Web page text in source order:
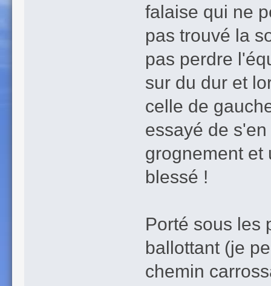
falaise qui ne
pas trouvé la
pas perdre
sur du dur et
celle de
essayé de
grognement et
blessé !
Porté sous les
ballottant (je
chemin